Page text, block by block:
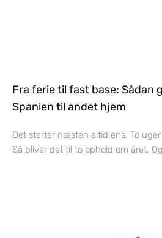
Fra ferie til fast base: Sådan
Spanien til andet hjem
Det starter næsten altid ens. To
Så bliver det til to ophold om året.